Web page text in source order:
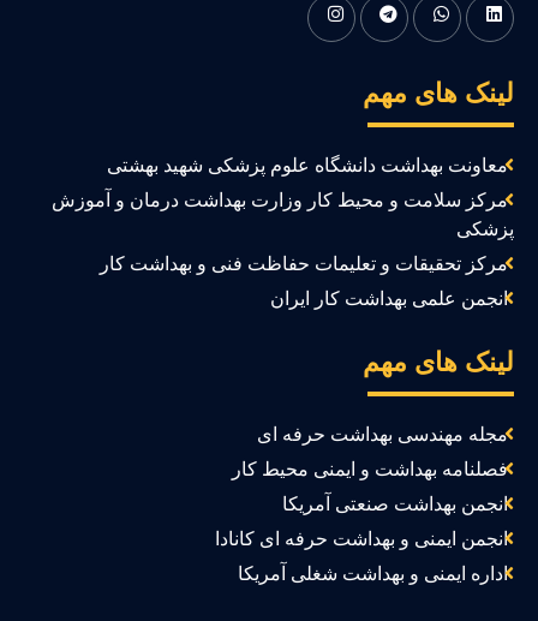
های مهم
معاونت بهداشت دانشگاه علوم پزشکی شهید بهشتی
مرکز سلامت و محیط کار وزارت بهداشت درمان و آموزش
مرکز تحقیقات و تعلیمات حفاظت فنی و بهداشت کار
انجمن علمی بهداشت کار ایران
های مهم
مجله مهندسی بهداشت حرفه ای
فصلنامه بهداشت و ایمنی محیط کار
انجمن بهداشت صنعتی آمریکا
انجمن ایمنی و بهداشت حرفه ای کانادا
اداره ایمنی و بهداشت شغلی آمریکا